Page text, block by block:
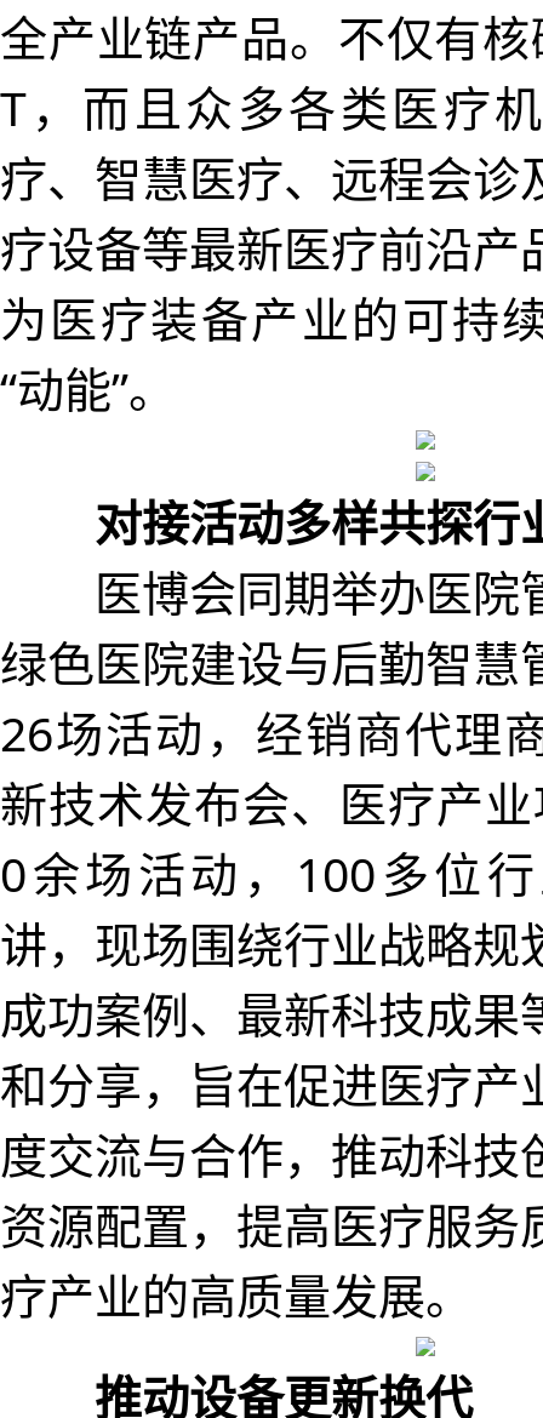
全产业链产品。不仅有
T，而且众多各类医疗
疗、智慧医疗、远程会诊
疗设备等最新医疗前沿产
为医疗装备产业的可持
“动能”。
对接活动多样共探行
医博会同期举办医院
绿色医院建设与后勤智慧
26场活动，经销商代理
新技术发布会、医疗产
0余场活动，100多位
讲，现场围绕行业战略规
成功案例、最新科技成果
和分享，旨在促进医疗产
度交流与合作，推动科技
资源配置，提高医疗服务
疗产业的高质量发展。
推动设备更新换代